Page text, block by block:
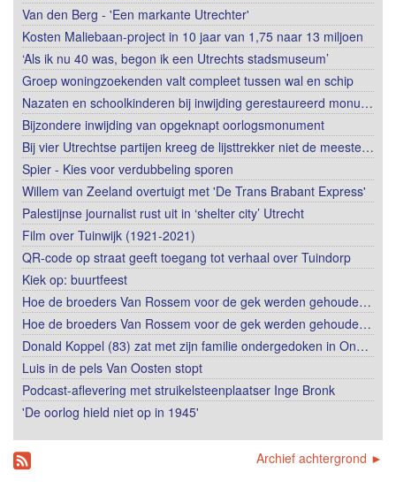
Van den Berg - 'Een markante Utrechter'
Kosten Maliebaan-project in 10 jaar van 1,75 naar 13 miljoen
‘Als ik nu 40 was, begon ik een Utrechts stadsmuseum’
Groep woningzoekenden valt compleet tussen wal en schip
Nazaten en schoolkinderen bij inwijding gerestaureerd monu…
Bijzondere inwijding van opgeknapt oorlogsmonument
Bij vier Utrechtse partijen kreeg de lijsttrekker niet de meeste…
Spier - Kies voor verdubbeling sporen
Willem van Zeeland overtuigt met 'De Trans Brabant Express'
Palestijnse journalist rust uit in ‘shelter city’ Utrecht
Film over Tuinwijk (1921-2021)
QR-code op straat geeft toegang tot verhaal over Tuindorp
Kiek op: buurtfeest
Hoe de broeders Van Rossem voor de gek werden gehoude…
Hoe de broeders Van Rossem voor de gek werden gehoude…
Donald Koppel (83) zat met zijn familie ondergedoken in On…
Luis in de pels Van Oosten stopt
Podcast-aflevering met struikelsteenplaatser Inge Bronk
'De oorlog hield niet op in 1945'
Archief achtergrond ►